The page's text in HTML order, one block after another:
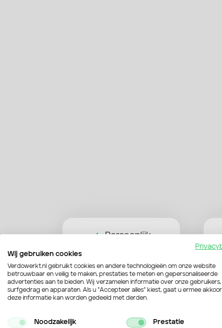
Persoonlijk
Wij gebruiken cookies
Verdowerkt.nl gebruikt cookies en andere technologieën om onze website
betrouwbaar en veilig te maken, prestaties te meten en gepersonaliseerde
advertenties aan te bieden. Wij verzamelen informatie over onze gebruikers,
surfgedrag en apparaten. Als u “Accepteer alles” kiest, gaat u ermee
deze informatie kan worden gedeeld met derden.
Noodzakelijk Prestatie